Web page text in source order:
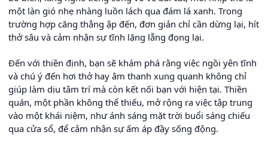
một làn gió nhẹ nhàng luồn lách qua đám lá xanh. Trong
trường hợp căng thẳng ập đến, đơn giản chỉ cần dừng lại, hít
thở sâu và cảm nhận sự tĩnh lặng lẵng đọng lại.
Đến với thiền định, bạn sẽ khám phá rằng việc ngồi yên tĩnh
và chú ý đến hơi thở hay âm thanh xung quanh không chỉ
giúp làm dịu tâm trí mà còn kết nối bạn với hiện tại. Thiền
quán, một phần không thể thiếu, mở rộng ra việc tập trung
vào một khái niệm, như ánh sáng mặt trời buổi sáng chiếu
qua cửa sổ, để cảm nhận sự ấm áp đầy sống động.